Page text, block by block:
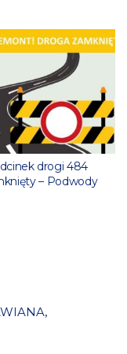
drogi 484
– Podwody
,